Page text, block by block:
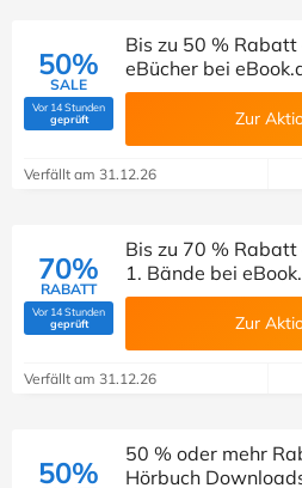
50%
SALE
Vor 14 Stunden
geprüft(Von Savoo geprüft)
Bis zu 50 %
eBücher bei
Zur
Verfällt am 31.12.26
70%
RABATT
Vor 14 Stunden
geprüft(Von Savoo geprüft)
Bis zu 70 %
1. Bände bei
Zur
Verfällt am 31.12.26
50%
50 % oder mehr
Hörbuch